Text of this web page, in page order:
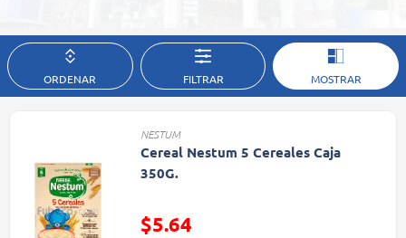
ORDENAR FILTRAR MOSTRAR
NESTUM
Cereal Nestum 5 Cereales Caja
350G.
Precio reducido de
$5.64